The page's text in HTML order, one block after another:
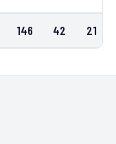
146 42 21